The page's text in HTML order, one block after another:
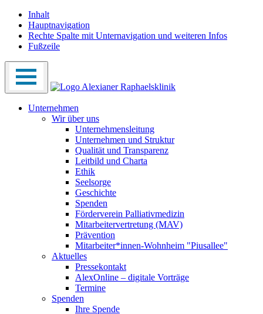
Inhalt
Hauptnavigation
Rechte Spalte mit Unternavigation und weiteren Infos
Fußzeile
Unternehmen
Wir über uns
Unternehmensleitung
Unternehmen und Struktur
Qualität und Transparenz
Leitbild und Charta
Ethik
Seelsorge
Geschichte
Spenden
Förderverein Palliativmedizin
Mitarbeitervertretung (MAV)
Prävention
Mitarbeiter*innen-Wohnheim "Piusallee"
Aktuelles
Pressekontakt
AlexOnline – digitale Vorträge
Termine
Spenden
Ihre Spende